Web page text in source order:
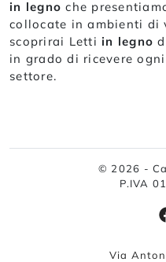
in legno che
collocate in ambienti di
scoprirai Letti in legno
in grado di ricevere
settore.
© 2026 -
P.IVA
Via